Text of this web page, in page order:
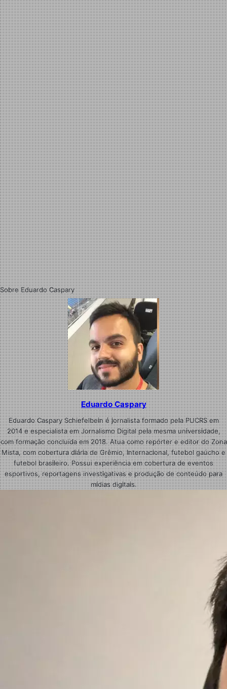
Sobre Eduardo Caspary
Eduardo Caspary
Eduardo Caspary Schiefelbein é jornalista formado pela PUCRS em
2014 e especialista em Jornalismo Digital pela mesma universidade,
com formação concluída em 2018. Atua como repórter e editor do Zona
Mista, com cobertura diária de Grêmio, Internacional, futebol gaúcho e
futebol brasileiro. Possui experiência em cobertura de eventos
esportivos, reportagens investigativas e produção de conteúdo para
mídias digitais.